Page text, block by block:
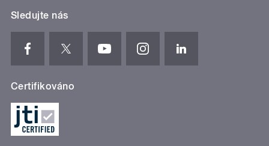
Sledujte nás
Certifikováno